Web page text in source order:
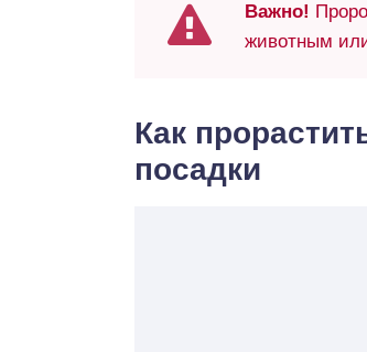
Важно!
животным
Как
посадки